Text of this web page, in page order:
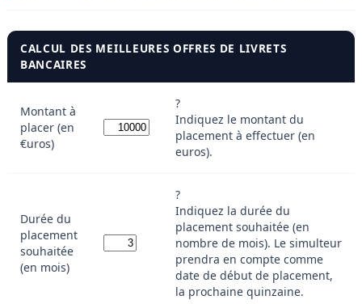
CALCUL DES MEILLEURES OFFRES DE LIVRETS
BANCAIRES
Montant à
placer (en
€uros)
?
Indiquez le montant du
placement à effectuer (en
euros).
Durée du
placement
souhaitée
(en mois)
?
Indiquez la durée du
placement souhaitée (en
nombre de mois). Le simulteur
prendra en compte comme
date de début de placement,
la prochaine quinzaine.